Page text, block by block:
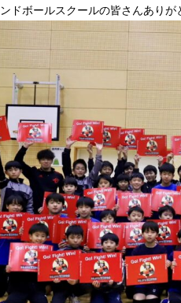
ドボールスクールの皆さんありが